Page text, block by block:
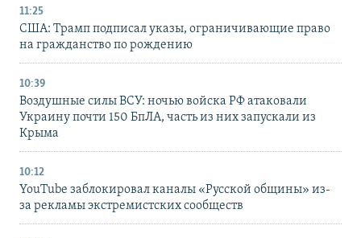
11:25
США: Трамп подписал указы, ограничивающие право
на гражданство по рождению
10:39
Воздушные силы ВСУ: ночью войска РФ атаковали
Украину почти 150 БпЛА, часть из них запускали из
Крыма
10:12
YouTube заблокировал каналы «Русской общины» из-
за рекламы экстремистских сообществ